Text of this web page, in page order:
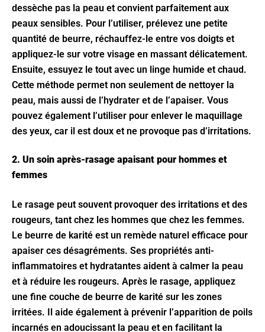
dessèche pas la peau et convient parfaitement aux
peaux sensibles. Pour l’utiliser, prélevez une petite
quantité de beurre, réchauffez-le entre vos doigts et
appliquez-le sur votre visage en massant délicatement.
Ensuite, essuyez le tout avec un linge humide et chaud.
Cette méthode permet non seulement de nettoyer la
peau, mais aussi de l’hydrater et de l’apaiser. Vous
pouvez également l’utiliser pour enlever le maquillage
des yeux, car il est doux et ne provoque pas d’irritations.
2. Un soin après-rasage apaisant pour hommes et
femmes
Le rasage peut souvent provoquer des irritations et des
rougeurs, tant chez les hommes que chez les femmes.
Le beurre de karité est un remède naturel efficace pour
apaiser ces désagréments. Ses propriétés anti-
inflammatoires et hydratantes aident à calmer la peau
et à réduire les rougeurs. Après le rasage, appliquez
une fine couche de beurre de karité sur les zones
irritées. Il aide également à prévenir l’apparition de poils
incarnés en adoucissant la peau et en facilitant la